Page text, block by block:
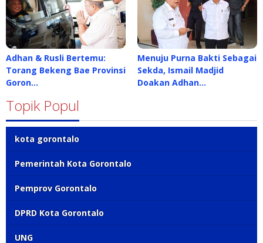
Adhan & Rusli Bertemu:
Torang Bekeng Bae Provinsi
Goron…
Menuju Purna Bakti Sebagai
Sekda, Ismail Madjid
Doakan Adhan…
Topik Popul
kota gorontalo
Pemerintah Kota Gorontalo
Pemprov Gorontalo
DPRD Kota Gorontalo
UNG